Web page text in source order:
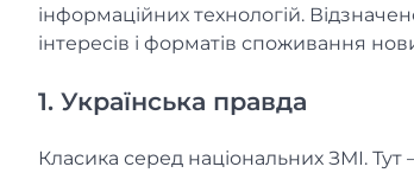
інформаційних технологій.
інтересів і форматів споживання
1. Українська правда
Класика серед національних ЗМІ. Тут